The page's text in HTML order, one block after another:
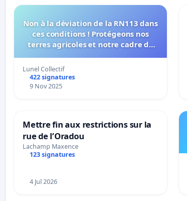
Non à la déviation de la RN113 dans
ces conditions ! Protégeons nos
terres agricoles et notre cadre de
Lunel Collectif
422 signatures
9 Nov 2025
Mettre fin aux restrictions sur la
rue de l’Oradou
Lachamp Maxence
123 signatures
4 Jul 2026